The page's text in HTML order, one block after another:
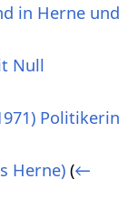
in Herne und
Null
Politikerin
Herne) (←